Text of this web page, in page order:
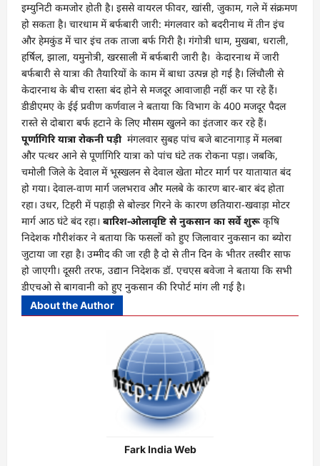
इम्युनिटी कमजोर होती है। इससे वायरल फीवर, खांसी, जुकाम, गले में संक्रमण
हो सकता है। चारधाम में बर्फबारी जारी: मंगलवार को बदरीनाथ में तीन इंच
और हेमकुंड में चार इंच तक ताजा बर्फ गिरी है। गंगोत्री धाम, मुखबा, धराली,
हर्षिल, झाला, यमुनोत्री, खरसाली में बर्फबारी जारी है। केदारनाथ में जारी
बर्फबारी से यात्रा की तैयारियों के काम में बाधा उत्पन्न हो गई है। लिंचौली से
केदारनाथ के बीच रास्ता बंद होने से मजदूर आवाजाही नहीं कर पा रहे हैं।
डीडीएमए के ईई प्रवीण कर्णवाल ने बताया कि विभाग के 400 मजदूर पैदल
रास्ते से दोबारा बर्फ हटाने के लिए मौसम खुलने का इंतजार कर रहे हैं।
पूर्णागिरि यात्रा रोकनी पड़ी मंगलवार सुबह पांच बजे बाटनागाड़ में मलबा
और पत्थर आने से पूर्णागिरि यात्रा को पांच घंटे तक रोकना पड़ा। जबकि,
चमोली जिले के देवाल में भूस्खलन से देवाल खेता मोटर मार्ग पर यातायात बंद
हो गया। देवाल-वाण मार्ग जलभराव और मलबे के कारण बार-बार बंद होता
रहा। उधर, टिहरी में पहाड़ी से बोल्डर गिरने के कारण छतियारा-खवाड़ा मोटर
मार्ग आठ घंटे बंद रहा। बारिश-ओलावृष्टि से नुकसान का सर्वे शुरू कृषि
निदेशक गौरीशंकर ने बताया कि फसलों को हुए जिलावार नुकसान का ब्योरा
जुटाया जा रहा है। उम्मीद की जा रही है दो से तीन दिन के भीतर तस्वीर साफ
हो जाएगी। दूसरी तरफ, उद्यान निदेशक डॉ. एचएस बवेजा ने बताया कि सभी
डीएचओ से बागवानी को हुए नुकसान की रिपोर्ट मांग ली गई है।
About the Author
Fark India Web